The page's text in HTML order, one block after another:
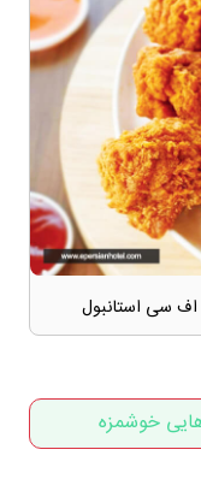
سی استانبول
خوشمزه